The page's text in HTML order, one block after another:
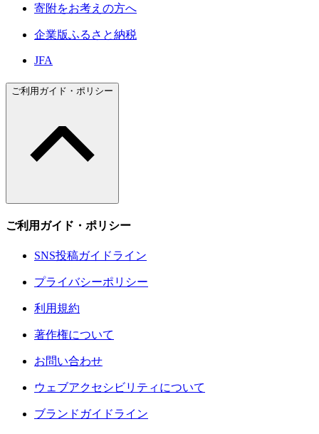
寄附をお考えの方へ
企業版ふるさと納税
JFA
ご利用ガイド・ポリシー
ご利用ガイド・ポリシー
SNS投稿ガイドライン
プライバシーポリシー
利用規約
著作権について
お問い合わせ
ウェブアクセシビリティについて
ブランドガイドライン